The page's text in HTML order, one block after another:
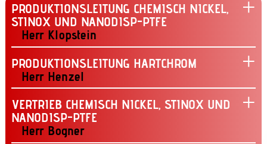
PRODUKTIONSLEITUNG CHEMISCH NICKEL,
STINOX UND NANODISP-PTFE
Herr Klopstein
PRODUKTIONSLEITUNG HARTCHROM
Herr Henzel
VERTRIEB CHEMISCH NICKEL, STINOX UND
NANODISP-PTFE
Herr Bogner